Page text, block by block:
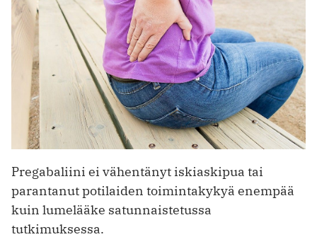
Pregabaliini ei vähentänyt iskiaskipua tai
parantanut potilaiden toimintakykyä enempää
kuin lumelääke satunnaistetussa
tutkimuksessa.